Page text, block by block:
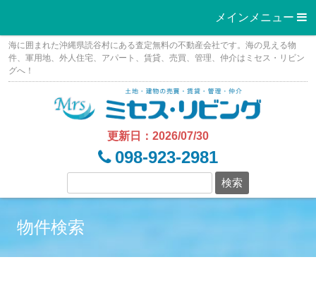
メインメニュー 
Skip
content
海に囲まれた沖縄県読谷村にある査定無料の不動産会社です。海の見える物
件、軍用地、外人住宅、アパート、賃貸、売買、管理、仲介はミセス・リビン
グへ！
更新日：2026/07/30
098-923-2981
物件検索